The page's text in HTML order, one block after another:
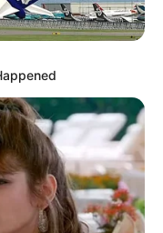
dados do Registro
garantindo a
de trânsito.